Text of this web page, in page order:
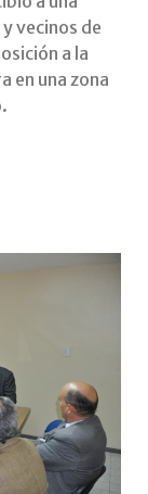
vecinos de
a la
en una zona